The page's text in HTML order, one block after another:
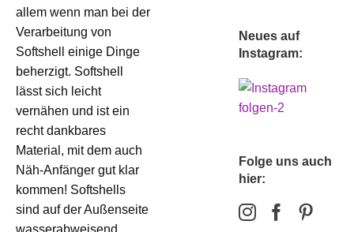
allem wenn man bei der
Verarbeitung von
Softshell einige Dinge
beherzigt. Softshell
lässt sich leicht
vernähen und ist ein
recht dankbares
Material, mit dem auch
Näh-Anfänger gut klar
kommen! Softshells
sind auf der Außenseite
wasserabweisend
Neues auf
Instagram:
Folge uns auch
hier: